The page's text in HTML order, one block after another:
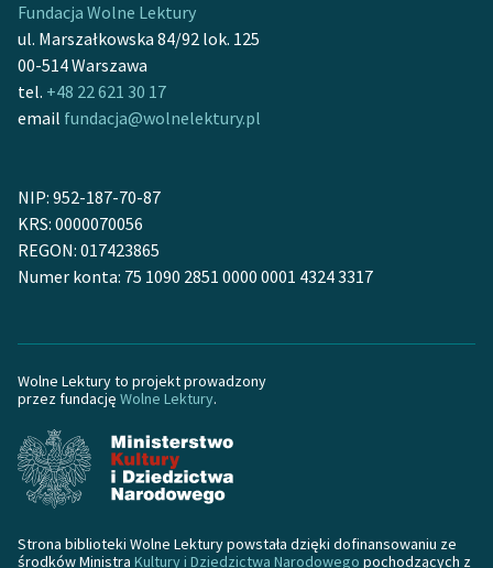
skandynawskiej literatury
feministycznej
Ręce pełne poezji
Kolekcje edukacyjne
lektur szkolnych oraz
Starego Testamentu
Odkurzamy bohaterów
Lektur
O nas
Kontakt
O projekcie
Zespół
Fundacja Wolne Lektury
ul. Marszałkowska 84/92 lok. 125
00-514 Warszawa
tel. +48 22 621 30 17
email fundacja@wolnelektury.pl
NIP: 952-187-70-87
KRS: 0000070056
REGON: 017423865
Numer konta: 75 1090 2851 0000 0001 4324 3317
Wolne Lektury to projekt prowadzony
przez fundację Wolne Lektury.
Strona biblioteki Wolne Lektury powstała dzięki dofinansowaniu ze
środków Ministra Kultury i Dziedzictwa Narodowego pochodzących z